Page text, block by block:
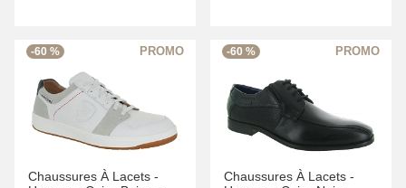
-60 %
Chaussures À Lacets -
-60 %
Chaussures À Lacets -